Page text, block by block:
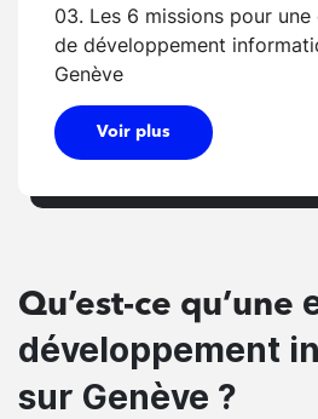
03. Les 6 missions pour
de développement
Genève
Voir plus
Qu’est-ce qu’une
développement
sur Genève ?